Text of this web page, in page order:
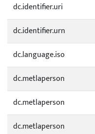
dc.identifier.uri
dc.identifier.urn
dc.language.iso
dc.metlaperson
dc.metlaperson
dc.metlaperson